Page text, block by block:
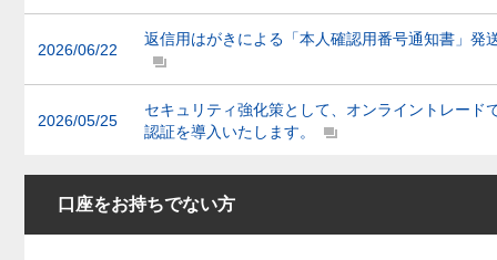
2026/06/22
返信用はがきによる「本人確認用番号通知書」発
2026/05/25
セキュリティ強化策として、オンライントレード
認証を導入いたします。
口座をお持ちでない方